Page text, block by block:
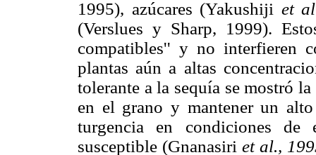
1995), azúcares (Yakushiji et
(Verslues y Sharp, 1999).
compatibles'' y no interfieren
plantas aún a altas
tolerante a la sequía se mostró
en el grano y mantener un
turgencia en condiciones de
susceptible (Gnanasiriet al.,